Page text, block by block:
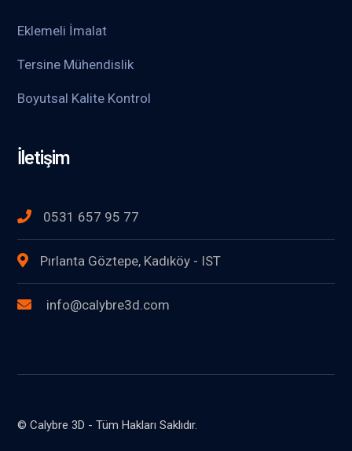
Eklemeli İmalat
Tersine Mühendislik
Boyutsal Kalite Kontrol
İletişim
0531 657 95 77
Pırlanta Göztepe, Kadıköy - IST
info@calybre3d.com
© Calybre 3D - Tüm Hakları Saklıdır.